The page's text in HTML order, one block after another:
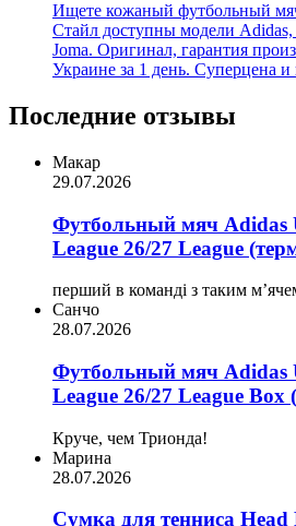
Ищете кожаный футбольный
Стайл доступны модели Adidas,
Joma. Оригинал, гарантия
Украине за 1 день. Суперцена и
Последние отзывы
Макар
29.07.2026
Футбольный мяч Adidas
League 26/27 League
перший в команді з таким
Санчо
28.07.2026
Футбольный мяч Adidas
League 26/27 League Box
Круче, чем Трионда!
Марина
28.07.2026
Сумка для тенниса